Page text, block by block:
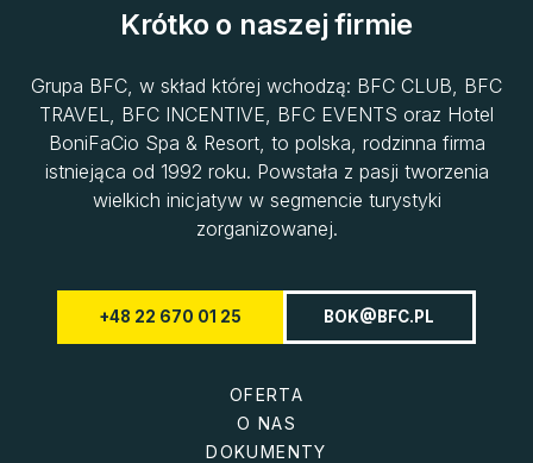
Krótko o naszej firmie
Grupa BFC, w skład której wchodzą: BFC CLUB, BFC
TRAVEL, BFC INCENTIVE, BFC EVENTS oraz Hotel
BoniFaCio Spa & Resort, to polska, rodzinna firma
istniejąca od 1992 roku. Powstała z pasji tworzenia
wielkich inicjatyw w segmencie turystyki
zorganizowanej.
+48 22 670 01 25 BOK@BFC.PL
OFERTA
O NAS
DOKUMENTY